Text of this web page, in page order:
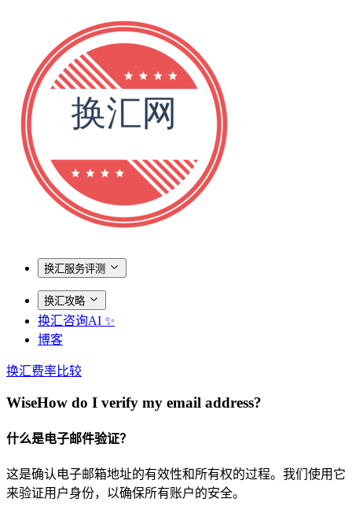
换汇服务评测
换汇攻略
换汇咨询AI ✨
博客
换汇费率比较
WiseHow do I verify my email address?
什么是电子邮件验证？
这是确认电子邮箱地址的有效性和所有权的过程。我们使用它
来验证用户身份，以确保所有账户的安全。